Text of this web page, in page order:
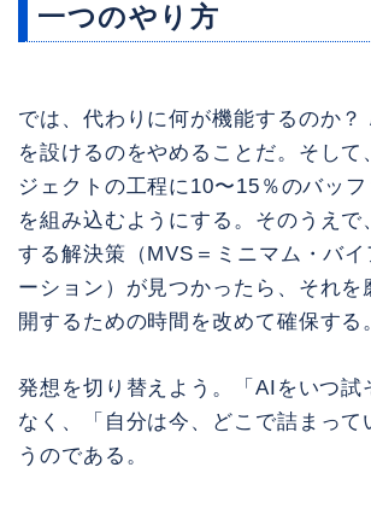
一つのやり方
では、代わりに何が機能するのか
を設けるのをやめることだ。そして
ジェクトの工程に10〜15％のバッフ
を組み込むようにする。そのうえで
する解決策（MVS＝ミニマム・バ
ーション）が見つかったら、それを
開するための時間を改めて確保する
発想を切り替えよう。「AIをいつ試
なく、「自分は今、どこで詰まって
うのである。